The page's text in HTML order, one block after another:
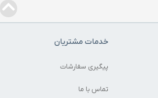
خدمات مشتریان
پیگیری سفارشات
تماس با ما